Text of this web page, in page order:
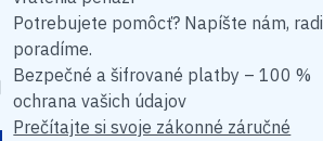
Potrebujete pomôcť? Napíšte nám, radi
poradíme.
Bezpečné a šifrované platby – 100 %
ochrana vašich údajov
Prečítajte si svoje zákonné záručné